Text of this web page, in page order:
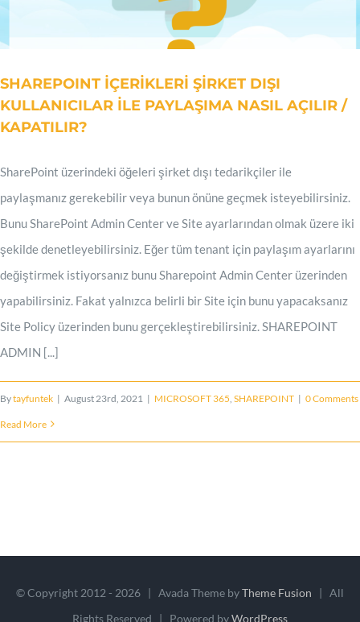
SHAREPOINT İÇERİKLERİ ŞİRKET DIŞI
KULLANICILAR İLE PAYLAŞIMA NASIL AÇILIR /
KAPATILIR?
SharePoint üzerindeki öğeleri şirket dışı tedarikçiler ile
paylaşmanız gerekebilir veya bunun önüne geçmek isteyebilirsiniz.
Bunu SharePoint Admin Center ve Site ayarlarından olmak üzere iki
şekilde denetleyebilirsiniz. Eğer tüm tenant için paylaşım ayarlarını
değiştirmek istiyorsanız bunu Sharepoint Admin Center üzerinden
yapabilirsiniz. Fakat yalnızca belirli bir Site için bunu yapacaksanız
Site Policy üzerinden bunu gerçekleştirebilirsiniz. SHAREPOINT
ADMIN [...]
Bytayfuntek | August 23rd, 2021 | MICROSOFT 365 SHAREPOINT | 0 Comments
Read More
© Copyright 2012 - 2026 | Avada Theme byTheme Fusion | All
Rights Reserved | Powered byWordPress